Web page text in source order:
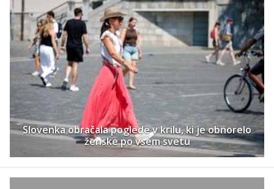
Slovenka obračala poglede v krilu, ki je obnorelo
ženske po vsem svetu